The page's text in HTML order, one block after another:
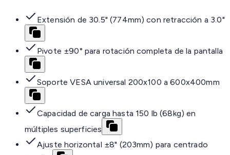
Extensión de 30.5" (774mm) con retracción a 3.0"
Pivote ±90° para rotación completa de la pantalla
Soporte VESA universal 200x100 a 600x400mm
Capacidad de carga hasta 150 lb (68kg) en
múltiples superficies
Ajuste horizontal ±8" (203mm) para centrado